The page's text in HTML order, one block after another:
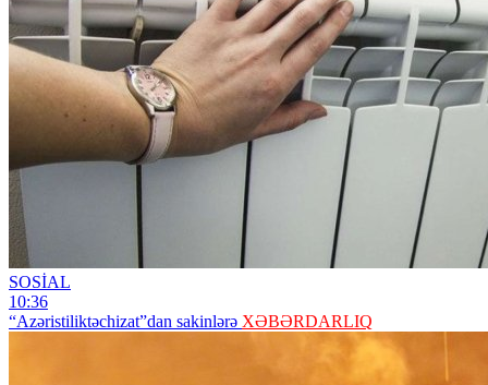
SOSİAL
10:36
“Azəristiliktəchizat”dan sakinlərə XƏBƏRDARLIQ